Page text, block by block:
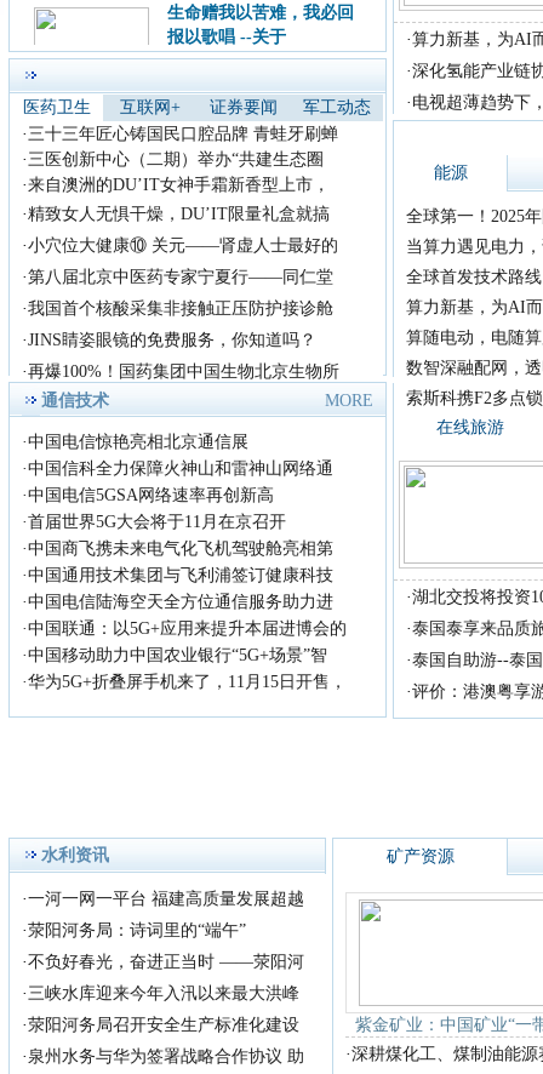
报以歌唱 --关于
尊敬的主持人，各位老
师，亲爱的观众朋友： 今
天，借
首届《放歌中国》歌手大
赛全国总决赛！
首届《放歌中国》歌手大
赛组织委员会，拟定于2018年
8月在
医药卫生 互联网+ 证券要闻
军工动态
·三十三年匠心铸国民口腔品牌 青蛙牙刷蝉
·三医创新中心（二期）举办“共建生态圈
·来自澳洲的DU’IT女神手霜新香型上市，
·精致女人无惧干燥，DU’IT限量礼盒就搞
·小穴位大健康⑩ 关元——肾虚人士最好的
·第八届北京中医药专家宁夏行——同仁堂
·我国首个核酸采集非接触正压防护接诊舱
·JINS睛姿眼镜的免费服务，你知道吗？
·再爆100%！国药集团中国生物北京生物所
通信技术
MORE
·中国电信惊艳亮相北京通信展
·中国信科全力保障火神山和雷神山网络通
·中国电信5GSA网络速率再创新高
·首届世界5G大会将于11月在京召开
·中国商飞携未来电气化飞机驾驶舱亮相第
·中国通用技术集团与飞利浦签订健康科技
·中国电信陆海空天全方位通信服务助力进
·中国联通：以5G+应用来提升本届进博会的
·中国移动助力中国农业银行“5G+场景”智
·华为5G+折叠屏手机来了，11月15日开售，
·算力新基，为AI
·深化氢能产业链
· 电视超薄趋势下
能源
全球第一！2025
当算力遇见电力
全球首发技术路
算力新基，为AI
算随电动，电随
数智深融配网，
索斯科携F2多点
在线旅游
·湖北交投将投资
·泰国泰享来品质
·泰国自助游--泰
·评价：港澳粤享
水利资讯
·一河一网一平台 福建高质量发展超越
·荥阳河务局：诗词里的“端午”
·不负好春光，奋进正当时 ——荥阳河
·三峡水库迎来今年入汛以来最大洪峰
·荥阳河务局召开安全生产标准化建设
· 泉州水务与华为签署战略合作协议 助
矿产资源
紫金矿业：中国矿业“一
·深耕煤化工、煤制油能